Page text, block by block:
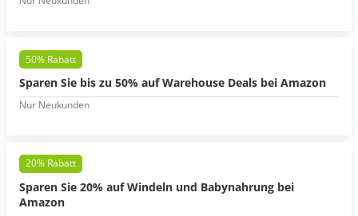
50% Rabatt
Sparen Sie bis zu 50% auf Warehouse Deals bei Amazon
Nur Neukunden
20% Rabatt
Sparen Sie 20% auf Windeln und Babynahrung bei
Amazon